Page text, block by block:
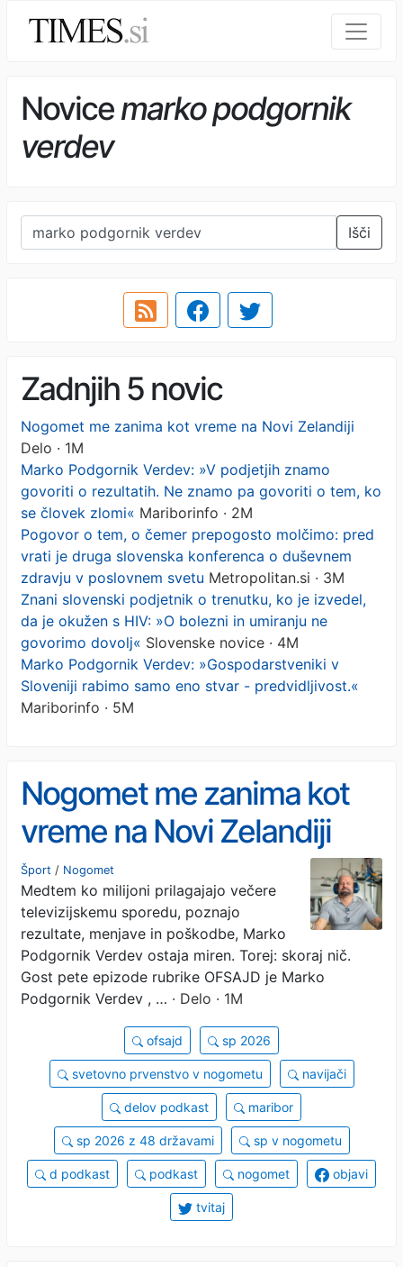
Novicemarko podgornik
verdev
Išči
Zadnjih 5 novic
Nogomet me zanima kot vreme na Novi Zelandiji
Delo · 1M
Marko Podgornik Verdev: »V podjetjih znamo
govoriti o rezultatih. Ne znamo pa govoriti o tem, ko
se človek zlomi« Mariborinfo · 2M
Pogovor o tem, o čemer prepogosto molčimo: pred
vrati je druga slovenska konferenca o duševnem
zdravju v poslovnem svetu Metropolitan.si · 3M
Znani slovenski podjetnik o trenutku, ko je izvedel,
da je okužen s HIV: »O bolezni in umiranju ne
govorimo dovolj« Slovenske novice · 4M
Marko Podgornik Verdev: »Gospodarstveniki v
Sloveniji rabimo samo eno stvar - predvidljivost.«
Mariborinfo · 5M
Nogomet me zanima kot
vreme na Novi Zelandiji
Šport / Nogomet
Medtem ko milijoni prilagajajo večere
televizijskemu sporedu, poznajo
rezultate, menjave in poškodbe, Marko
Podgornik Verdev ostaja miren. Torej: skoraj nič.
Gost pete epizode rubrike OFSAJD je Marko
Podgornik Verdev , … · Delo · 1M
ofsajd sp 2026
svetovno prvenstvo v nogometu navijači
delov podkast maribor
sp 2026 z 48 državami sp v nogometu
d podkast podkast nogomet objavi
tvitaj